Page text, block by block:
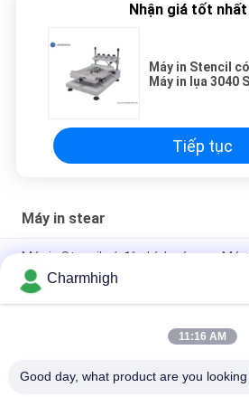
Nhận giá tốt
Máy in Stencil
Máy in lụa 3040
Tiếp tục
Máy in stear
Máy in Stencil có độ chính xác cao Máy
chuyền sản xuất SMT thủ công
Máy hàn dán bán tự động 3250, Máy in
E6 Máy in màn hình tự động hoàn toàn
Charmhigh
11:16 AM
Good day, what product are you